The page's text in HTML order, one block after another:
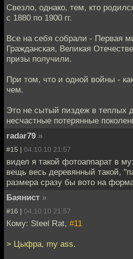
Свезло, однако, тем, кто
с 1880 по 1900 гг.
Все на себя собрали - Первая
Гражданская, Великая
призы получили.
При том, что и одной войны -
чем.
Это не сытый пиздеж в теплых
несчастные потерянные
radar79 »
#15 | 04.10.10 21:57
видел я такой фотоаппарат в
вещь весь деревянный такой,
размера сразу бы вото на
Баянист »
#16 | 04.10.10 21:57
Кому: Steel Rat, #11
> Цыфра, my ass.